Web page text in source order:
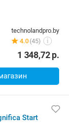
technolandpro.by
4.0 (45) i
1 348,72р.
Start